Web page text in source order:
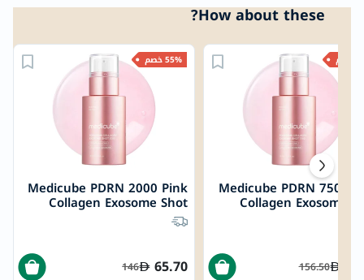
How about these?
55% خصم
Medicube PDRN 2000 Pink
Collagen Exosome Shot
Serum 30ml
65.70
146
Medicube PDRN 7500
Collagen Exosome
156.50